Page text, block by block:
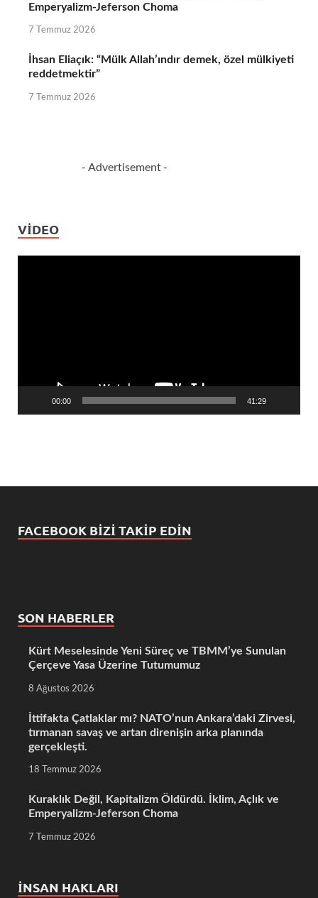
Emperyalizm-Jeferson Choma
7 Temmuz 2026
İhsan Eliaçık: “Mülk Allah’ındır demek, özel mülkiyeti
reddetmektir”
7 Temmuz 2026
- Advertisement -
VIDEO
00:00 41:29
FACEBOOK BIZI TAKIP EDIN
SON HABERLER
Kürt Meselesinde Yeni Süreç ve TBMM’ye Sunulan
Çerçeve Yasa Üzerine Tutumumuz
8 Ağustos 2026
İttifakta Çatlaklar mı? NATO’nun Ankara’daki Zirvesi,
tırmanan savaş ve artan direnişin arka planında
gerçekleşti.
18 Temmuz 2026
Kuraklık Değil, Kapitalizm Öldürdü. İklim, Açlık ve
Emperyalizm-Jeferson Choma
7 Temmuz 2026
İNSAN HAKLARI